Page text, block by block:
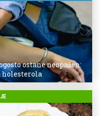
ostane neopažen: